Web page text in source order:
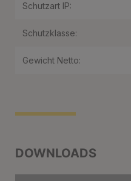
DOWNLOADS
Schutzart IP:
Schutzklasse:
Gewicht Netto: